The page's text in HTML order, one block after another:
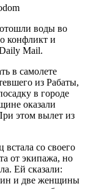
воды во
конфликт и
Mail.
в самолете
из Рабаты,
в городе
оказали
этом вылет из
со своего
от экипажа, но
Ей сказали:
и две женщины